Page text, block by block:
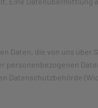
Daten, die von uns über
personenbezogenen